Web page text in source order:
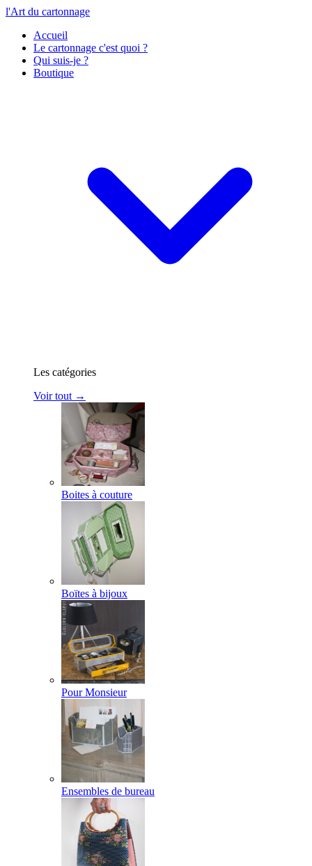
l'Art du cartonnage
Accueil
Le cartonnage c'est quoi ?
Qui suis-je ?
Boutique
Les catégories
Voir tout →
Boites à couture
Boïtes à bijoux
Pour Monsieur
Ensembles de bureau